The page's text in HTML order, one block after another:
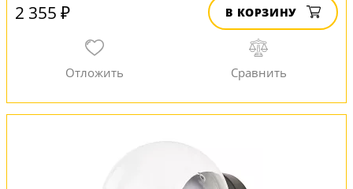
2 355 ₽ В КОРЗИНУ